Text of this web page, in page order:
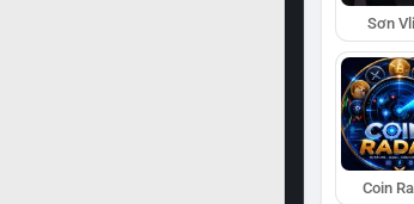
Sơn
Coin